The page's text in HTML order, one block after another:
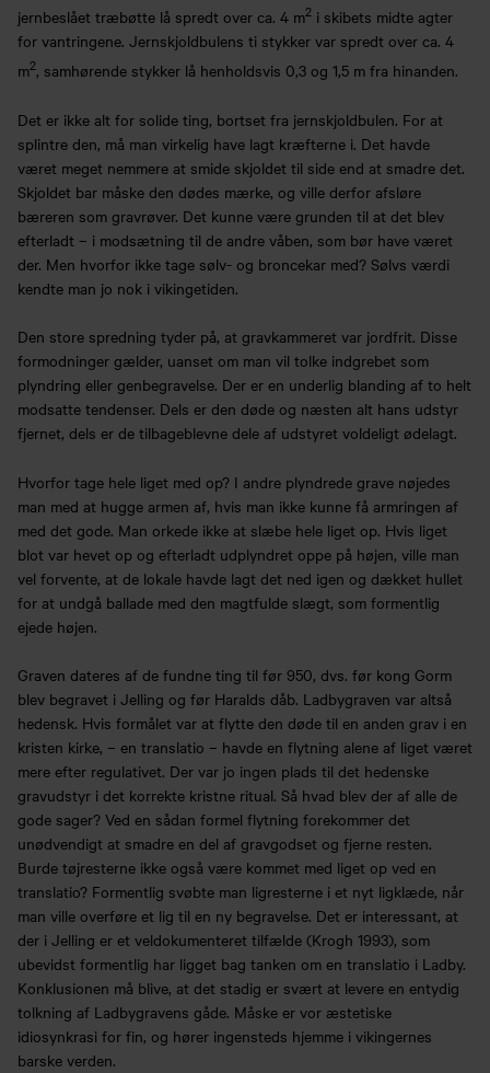
jernbeslået træbøtte lå spredt over ca. 4 m2 i skibets midte agter
for vantringene. Jernskjoldbulens ti stykker var spredt over ca. 4
m2, samhørende stykker lå henholdsvis 0,3 og 1,5 m fra hinanden.
Det er ikke alt for solide ting, bortset fra jernskjoldbulen. For at
splintre den, må man virkelig have lagt kræfterne i. Det havde
været meget nemmere at smide skjoldet til side end at smadre det.
Skjoldet bar måske den dødes mærke, og ville derfor afsløre
bæreren som gravrøver. Det kunne være grunden til at det blev
efterladt – i modsætning til de andre våben, som bør have været
der. Men hvorfor ikke tage sølv- og broncekar med? Sølvs værdi
kendte man jo nok i vikingetiden.
Den store spredning tyder på, at gravkammeret var jordfrit. Disse
formodninger gælder, uanset om man vil tolke indgrebet som
plyndring eller genbegravelse. Der er en underlig blanding af to helt
modsatte tendenser. Dels er den døde og næsten alt hans udstyr
fjernet, dels er de tilbageblevne dele af udstyret voldeligt ødelagt.
Hvorfor tage hele liget med op? I andre plyndrede grave nøjedes
man med at hugge armen af, hvis man ikke kunne få armringen af
med det gode. Man orkede ikke at slæbe hele liget op. Hvis liget
blot var hevet op og efterladt udplyndret oppe på højen, ville man
vel forvente, at de lokale havde lagt det ned igen og dækket hullet
for at undgå ballade med den magtfulde slægt, som formentlig
ejede højen.
Graven dateres af de fundne ting til før 950, dvs. før kong Gorm
blev begravet i Jelling og før Haralds dåb. Ladbygraven var altså
hedensk. Hvis formålet var at flytte den døde til en anden grav i en
kristen kirke, – en translatio – havde en flytning alene af liget været
mere efter regulativet. Der var jo ingen plads til det hedenske
gravudstyr i det korrekte kristne ritual. Så hvad blev der af alle de
gode sager? Ved en sådan formel flytning forekommer det
unødvendigt at smadre en del af gravgodset og fjerne resten.
Burde tøjresterne ikke også være kommet med liget op ved en
translatio? Formentlig svøbte man ligresterne i et nyt ligklæde, når
man ville overføre et lig til en ny begravelse. Det er interessant, at
der i Jelling er et veldokumenteret tilfælde (Krogh 1993), som
ubevidst formentlig har ligget bag tanken om en translatio i Ladby.
Konklusionen må blive, at det stadig er svært at levere en entydig
tolkning af Ladbygravens gåde. Måske er vor æstetiske
idiosynkrasi for fin, og hører ingensteds hjemme i vikingernes
barske verden.